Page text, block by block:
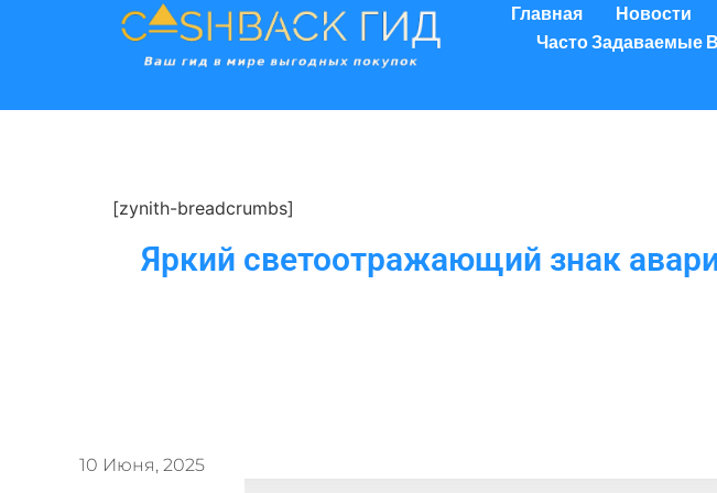
Главная Новости
Часто Задаваемые
[zynith-breadcrumbs]
Яркий светоотражающий знак
10 Июня, 2025